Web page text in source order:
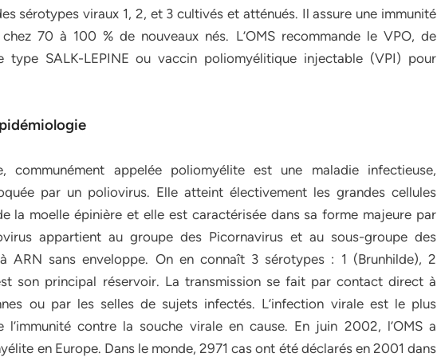
sérotypes viraux 1, 2, et 3 cultivés et atténués. Il assure une immunité
70 à 100 % de nouveaux nés. L’OMS recommande le VPO, de
type SALK-LEPINE ou vaccin poliomyélitique injectable (VPI) pour
communément appelée poliomyélite est une maladie infectieuse,
par un poliovirus. Elle atteint électivement les grandes cellules
la moelle épinière et elle est caractérisée dans sa forme majeure par
appartient au groupe des Picornavirus et au sous-groupe des
ARN sans enveloppe. On en connaît 3 sérotypes : 1 (Brunhilde), 2
son principal réservoir. La transmission se fait par contact direct à
ou par les selles de sujets infectés. L’infection virale est le plus
contre la souche virale en cause. En juin 2002, l’OMS a
en Europe. Dans le monde, 2971 cas ont été déclarés en 2001 dans